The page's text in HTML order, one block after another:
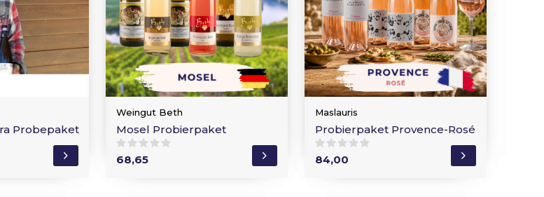
Probepaket
Weingut Beth
Mosel Probierpaket
68,65
Maslauris
Probierpaket Provence-Rosé
84,00